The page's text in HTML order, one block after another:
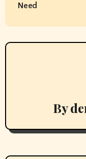
s
t
i
Need
By